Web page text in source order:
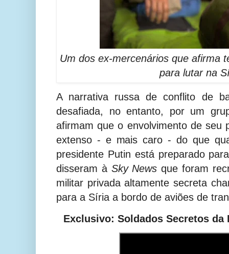
Um dos ex-mercenários que afirma
para lutar na
A narrativa russa de conflito de
desafiada, no entanto, por um
afirmam que o envolvimento de seu
extenso - e mais caro - do que
presidente Putin está preparado
disseram à Sky News que foram
militar privada altamente secreta
para a Síria a bordo de aviões de
Exclusivo: Soldados Secretos da